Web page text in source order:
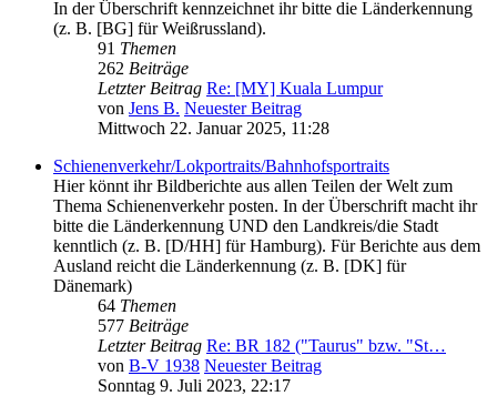
In der Überschrift kennzeichnet ihr bitte die Länderkennung
(z. B. [BG] für Weißrussland).
91 Themen
262 Beiträge
Letzter Beitrag Re: [MY] Kuala Lumpur
von Jens B. Neuester Beitrag
Mittwoch 22. Januar 2025, 11:28
Schienenverkehr/Lokportraits/Bahnhofsportraits
Hier könnt ihr Bildberichte aus allen Teilen der Welt zum
Thema Schienenverkehr posten. In der Überschrift macht ihr
bitte die Länderkennung UND den Landkreis/die Stadt
kenntlich (z. B. [D/HH] für Hamburg). Für Berichte aus dem
Ausland reicht die Länderkennung (z. B. [DK] für
Dänemark)
64 Themen
577 Beiträge
Letzter Beitrag Re: BR 182 ("Taurus" bzw. "St…
von B-V 1938 Neuester Beitrag
Sonntag 9. Juli 2023, 22:17